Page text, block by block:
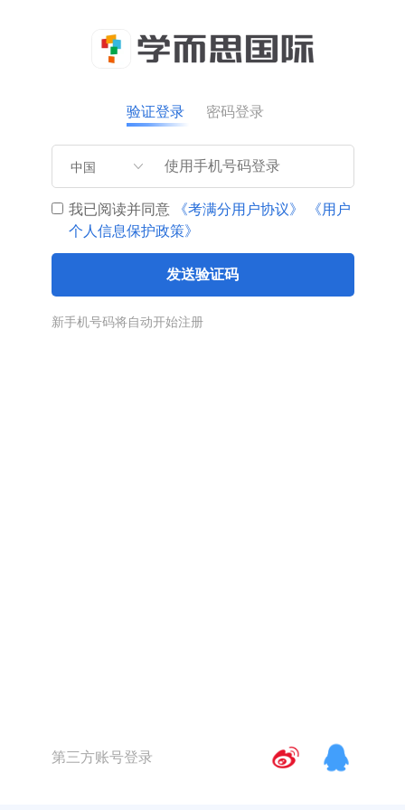
验证登录 密码登录
中国
我已阅读并同意 《考满分用户协议》
《用户
个人信息保护政策》
发送验证码
新手机号码将自动开始注册
第三方账号登录